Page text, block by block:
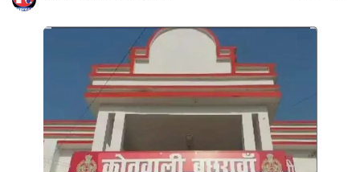
रोजगार समाचार
Privacy Policy
समस्या
Covid-19